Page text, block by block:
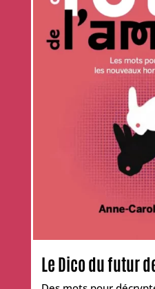
Le Dico du futur